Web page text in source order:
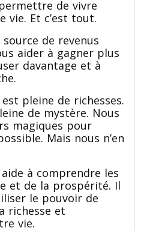
de vivre
vie. Et c’est tout.
de revenus
aider à gagner plus
davantage et à
pleine de richesses.
de mystère. Nous
magiques pour
Mais nous n’en
à comprendre les
et de la prospérité. Il
le pouvoir de
richesse et
vie.